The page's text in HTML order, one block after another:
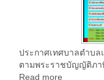
ประกาศเทศบาลตำบล
ตามพระราชบัญญัติภา
Read more